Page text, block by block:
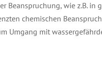
Beanspruchung, wie z.B. in
chemischen
Umgang mit